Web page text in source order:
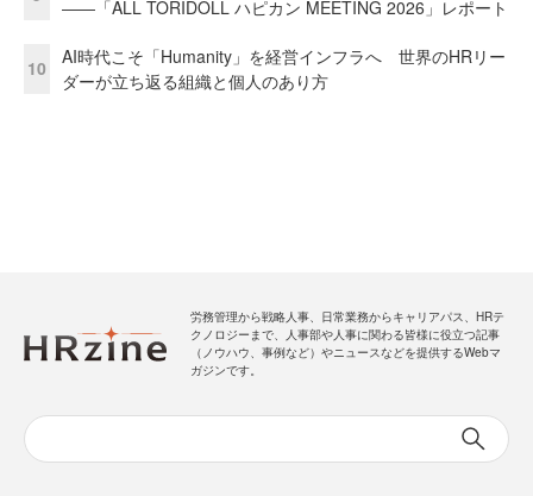
――「ALL TORIDOLL ハピカン MEETING 2026」レポート
10
AI時代こそ「Humanity」を経営インフラへ 世界のHRリー
ダーが立ち返る組織と個人のあり方
労務管理から戦略人事、日常業務からキャリアパス、HRテ
クノロジーまで、人事部や人事に関わる皆様に役立つ記事
（ノウハウ、事例など）やニュースなどを提供するWebマ
ガジンです。